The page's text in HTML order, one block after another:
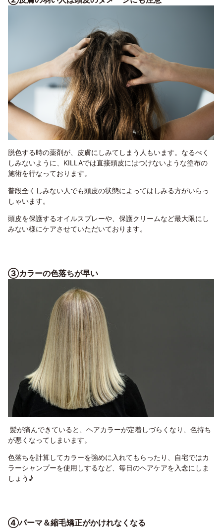
脱色する時の薬剤が、皮膚にしみてしまう人もいます。なるべく
しみないように、KILLAでは直接頭皮にはつけないような塗布の
施術を行なっております。
普段全くしみない人でも頭皮の状態によってはしみる方がいらっ
しゃいます。
頭皮を保護するオイルスプレーや、保護クリームなど最大限にし
みない様にケアさせていただいております。
③カラーの色落ちが早い
髪が痛んできていると、ヘアカラーが定着しづらくなり、色持ち
が悪くなってしまいます。
色落ちを計算してカラーを強めに入れてもらったり、自宅ではカ
ラーシャンプーを使用しするなど、毎日のヘアケアを入念にしま
しょう♪
④パーマ＆縮毛矯正がかけれなくなる